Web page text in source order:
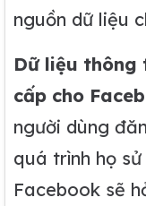
nguồn dữ liệu
Dữ liệu thông
cấp cho
người dùng
quá trình họ
Facebook sẽ